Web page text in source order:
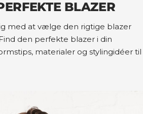
BLAZER
med at vælge den rigtige blazer
den perfekte blazer i din
materialer og stylingidéer til